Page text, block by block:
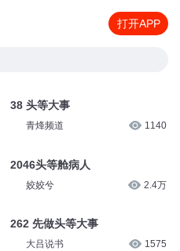
打开APP
38 头等大事
青烽频道 1140
2046头等舱病人
姣姣兮 2.4万
262 先做头等大事
大吕说书 1575